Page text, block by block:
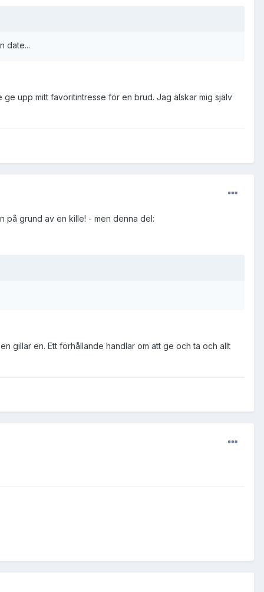
date...
upp mitt favoritintresse för en brud. Jag älskar mig själv
på grund av en kille! - men denna del:
gillar en. Ett förhållande handlar om att ge och ta och allt